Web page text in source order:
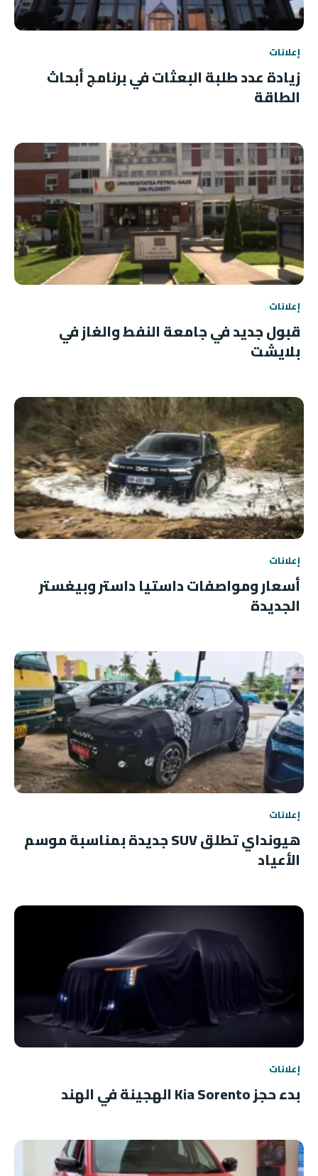
إعلانات
زيادة عدد طلبة البعثات في برنامج أبحاث
الطاقة
إعلانات
قبول جديد في جامعة النفط والغاز في
بلايشت
إعلانات
أسعار ومواصفات داستيا داستر وبيغستر
الجديدة
إعلانات
هيونداي تطلق SUV جديدة بمناسبة موسم
الأعياد
إعلانات
بدء حجز Kia Sorento الهجينة في الهند